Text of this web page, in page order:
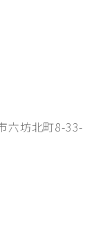
六坊北町8-33-